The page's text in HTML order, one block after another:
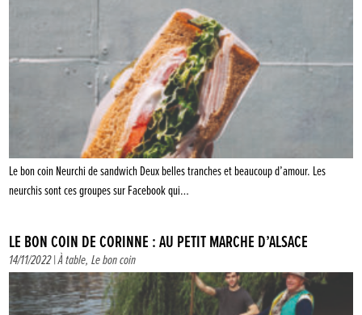
Le bon coin Neurchi de sandwich Deux belles tranches et beaucoup d’amour. Les
neurchis sont ces groupes sur Facebook qui…
LE BON COIN DE CORINNE : AU PETIT MARCHÉ D’ALSACE
14/11/2022 |À table,Le bon coin